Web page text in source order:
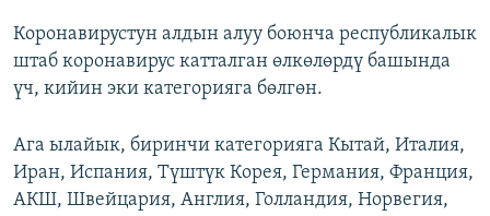
Коронавирустун алдын алуу боюнча республикалык
штаб коронавирус катталган өлкөлөрдү башында
үч, кийин эки категорияга бөлгөн.
Ага ылайык, биринчи категорияга Кытай, Италия,
Иран, Испания, Түштүк Корея, Германия, Франция,
АКШ, Швейцария, Англия, Голландия, Норвегия,